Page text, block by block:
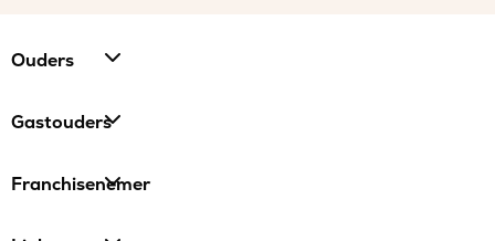
Ouders
Gastouders
Franchisenemer